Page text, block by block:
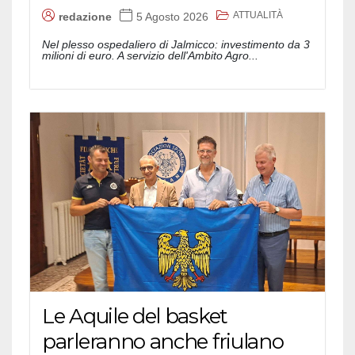
redazione 5 Agosto 2026 ATTUALITÀ
Nel plesso ospedaliero di Jalmicco: investimento da 3
milioni di euro. A servizio dell'Ambito Agro...
Le Aquile del basket
parleranno anche friulano